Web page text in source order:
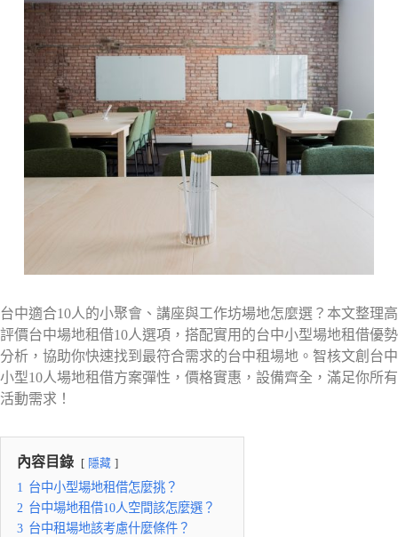
台中適合10人的小聚會、講座與工作坊場地怎麼選？本文整理高
評價台中場地租借10人選項，搭配實用的台中小型場地租借優勢
分析，協助你快速找到最符合需求的台中租場地。智核文創台中
小型10人場地租借方案彈性，價格實惠，設備齊全，滿足你所有
活動需求！
內容目錄 隱藏
1 台中小型場地租借怎麼挑？
2 台中場地租借10人空間該怎麼選？
3 台中租場地該考慮什麼條件？